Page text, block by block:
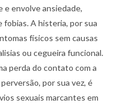
envolve ansiedade,
A histeria, por sua
físicos sem causas
ou cegueira funcional.
perda do contato com a
por sua vez, é
sexuais marcantes em